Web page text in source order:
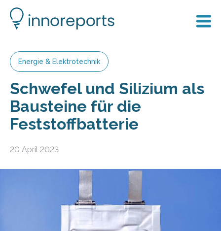
Energie & Elektrotechnik
Schwefel und Silizium als
Bausteine für die
Feststoffbatterie
20 April 2023